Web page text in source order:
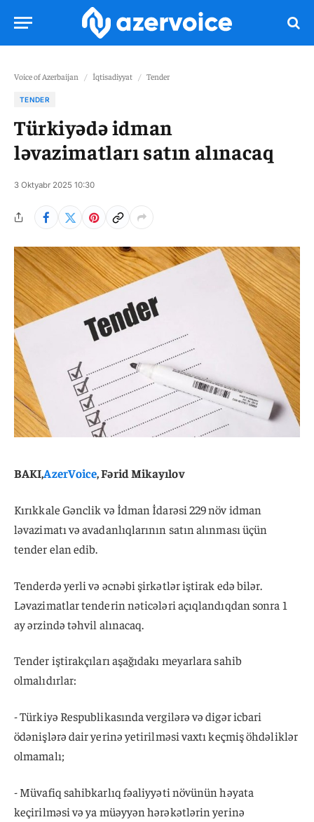
Voice of Azerbaijan / İqtisadiyyat / Tender
TENDER
Türkiyədə idman
ləvazimatları satın alınacaq
3 Oktyabr 2025 10:30
BAKI,AzerVoice, Fərid Mikayılov
Kırıkkale Gənclik və İdman İdarəsi 229 növ idman
ləvazimatı və avadanlıqlarının satın alınması üçün
tender elan edib.
Tenderdə yerli və əcnəbi şirkətlər iştirak edə bilər.
Ləvazimatlar tenderin nəticələri açıqlandıqdan sonra 1
ay ərzində təhvil alınacaq.
Tender iştirakçıları aşağıdakı meyarlara sahib
olmalıdırlar:
- Türkiyə Respublikasında vergilərə və digər icbari
ödənişlərə dair yerinə yetirilməsi vaxtı keçmiş öhdəliklər
olmamalı;
- Müvafiq sahibkarlıq fəaliyyəti növünün həyata
keçirilməsi və ya müəyyən hərəkətlərin yerinə